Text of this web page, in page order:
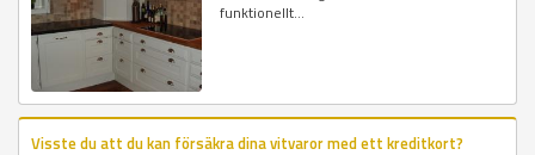
funktionellt...
Visste du att du kan försäkra dina vitvaror med ett kreditkort?